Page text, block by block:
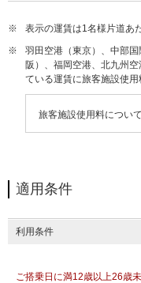
※
表示の運賃は1名様片道あ
※
羽田空港（東京）、中部
阪）、福岡空港、北九州
ている運賃に旅客施設使用
旅客施設使用料について
適用条件
利用条件
ご搭乗日に満12歳以上26歳